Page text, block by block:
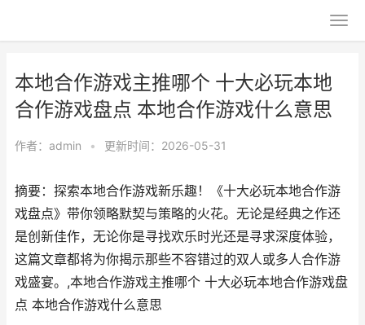
本地合作游戏主推哪个 十大必玩本地
合作游戏盘点 本地合作游戏什么意思
作者： admin • 更新时间：2026-05-31
摘要：探索本地合作游戏新乐趣！《十大必玩本地合作游
戏盘点》带你领略默契与策略的火花。无论是经典之作还
是创新佳作，无论你是寻找欢乐时光还是寻求深度体验，
这篇文章都将为你揭示那些不容错过的双人或多人合作游
戏盛宴。,本地合作游戏主推哪个 十大必玩本地合作游戏盘
点 本地合作游戏什么意思